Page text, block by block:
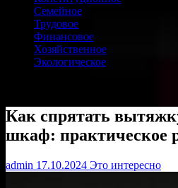
Семейное
Трудовое
Финансовое
Хозяйственное
Экологическое
Как спрятать
шкаф: практическое
admin 17.10.2024 Это интересно